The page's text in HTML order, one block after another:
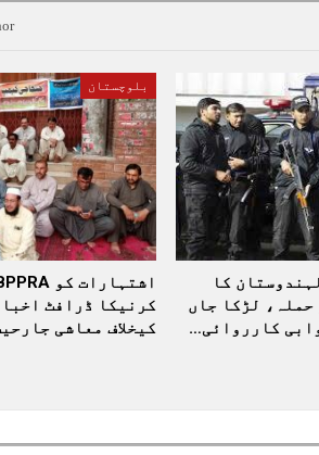
کا
حملہ، لڑکا جاں
بلوچستان
کرنیکا ڈرافٹ
کیخلاف معاشی